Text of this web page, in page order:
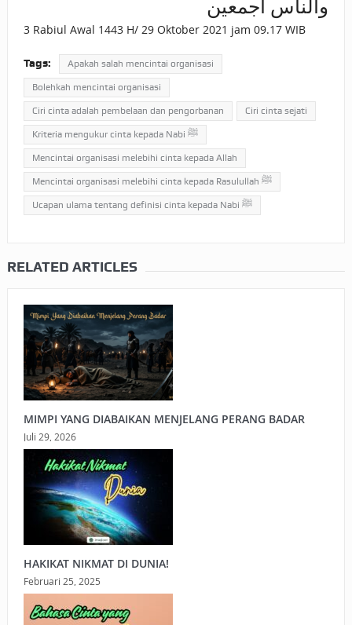
والناس أجمعين
3 Rabiul Awal 1443 H/ 29 Oktober 2021 jam 09.17 WIB
Tags: Apakah salah mencintai organisasi
Bolehkah mencintai organisasi
Ciri cinta adalah pembelaan dan pengorbanan Ciri cinta sejati
Kriteria mengukur cinta kepada Nabi ﷺ
Mencintai organisasi melebihi cinta kepada Allah
Mencintai organisasi melebihi cinta kepada Rasulullah ﷺ
Ucapan ulama tentang definisi cinta kepada Nabi ﷺ
RELATED ARTICLES
MIMPI YANG DIABAIKAN MENJELANG PERANG BADAR
Juli 29, 2026
HAKIKAT NIKMAT DI DUNIA!
Februari 25, 2025